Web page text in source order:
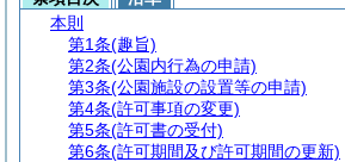
本則
第1条(趣旨)
第2条(公園内行為の申請)
第3条(公園施設の設置等の申請)
第4条(許可事項の変更)
第5条(許可書の受付)
第6条(許可期間及び許可期間の更新)